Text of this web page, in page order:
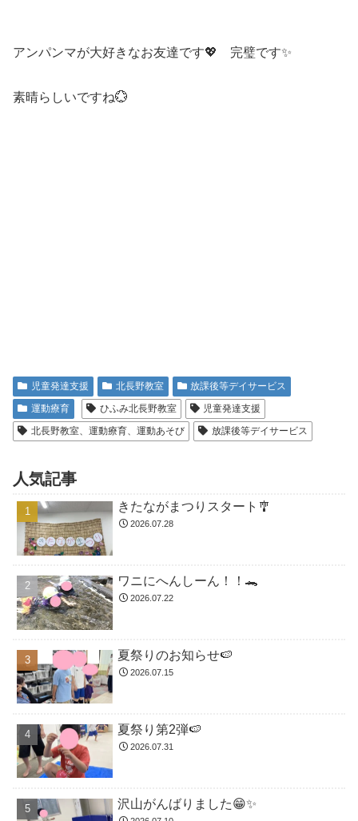
アンパンマが大好きなお友達です💖 完璧です✨
素晴らしいですね💮
児童発達支援 北長野教室
放課後等デイサービス
運動療育
ひふみ北長野教室
児童発達支援
北長野教室、運動療育、運動あそび
放課後等デイサービス
人気記事
きたながまつりスタート🎐
2026.07.28
ワニにへんしーん！！🐊
2026.07.22
夏祭りのお知らせ🍉
2026.07.15
夏祭り第2弾🍉
2026.07.31
沢山がんばりました😁✨